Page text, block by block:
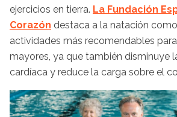
ejercicios en tierra. La Fundación
Corazón destaca a la natación
actividades más recomendables
mayores, ya que también disminuye
cardíaca y reduce la carga sobre el